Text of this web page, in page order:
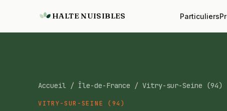
HALTE NUISIBLES Particuliers
Accueil / Île-de-France / Vitry-sur-Seine (94)
VITRY-SUR-SEINE (94)